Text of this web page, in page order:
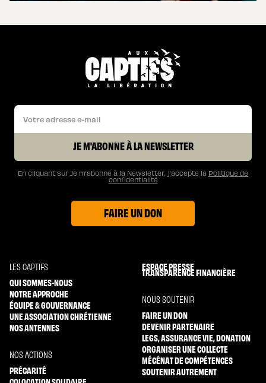
JE M'ABONNE À LA NEWSLETTER
En cliquant sur Je m’abonne à la Newsletter, j’accepte la Politique de
confidentialité
FAIRE UN DON
LES CAPTIFS
QUI SOMMES-NOUS
NOTRE APPROCHE
ÉQUIPE & GOUVERNANCE
UNE ASSOCIATION CHRÉTIENNE
NOS ANTENNES
NOS ACTIONS
PRÉCARITÉ
ESPACE PRESSE
TRANSPARENCE FINANCIÈRE
NOUS SOUTENIR
FAIRE UN DON
DEVENIR PARTENAIRE
LEGS, ASSURANCE VIE, DONATION
ORGANISER UNE COLLECTE
MÉCÉNAT DE COMPÉTENCES
SOUTENIR AUTREMENT